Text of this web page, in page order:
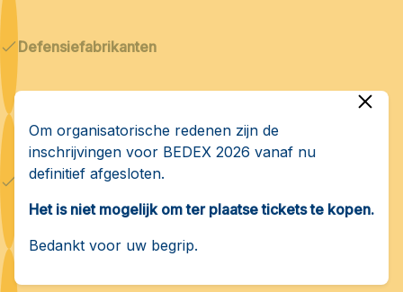
Defensiefabrikanten
Cyberbeveiliging en AI
Om organisatorische redenen zijn de
inschrijvingen voor BEDEX 2026 vanaf nu
definitief afgesloten.
Het is niet mogelijk om ter plaatse tickets te kopen.
Bedankt voor uw begrip.